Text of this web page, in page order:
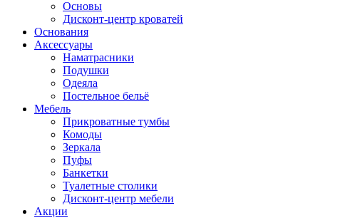
Основы
Дисконт-центр кроватей
Основания
Аксессуары
Наматрасники
Подушки
Одеяла
Постельное бельё
Мебель
Прикроватные тумбы
Комоды
Зеркала
Пуфы
Банкетки
Туалетные столики
Дисконт-центр мебели
Акции